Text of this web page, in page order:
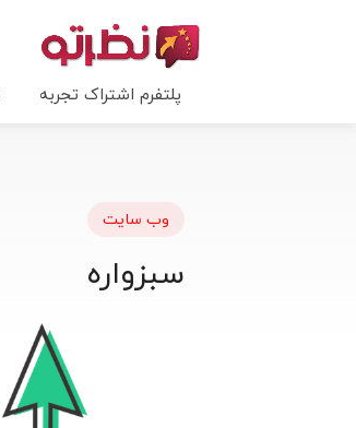
پلتفرم اشتراک تجربه
وب سایت
سبزواره